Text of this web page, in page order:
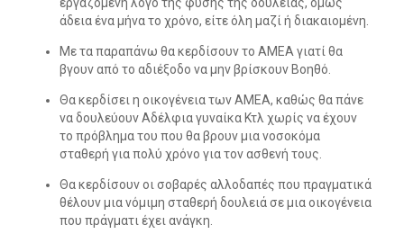
άδεια ένα μήνα το χρόνο, είτε όλη μαζί ή διακαιομένη.
Με τα παραπάνω θα κερδίσουν το ΑΜΕΑ γιατί θα
βγουν από το αδιέξοδο να μην βρίσκουν Βοηθό.
Θα κερδίσει η οικογένεια των ΑΜΕΑ, καθώς θα πάνε
να δουλεύουν Αδέλφια γυναίκα Κτλ χωρίς να έχουν
το πρόβλημα του που θα βρουν μια νοσοκόμα
σταθερή για πολύ χρόνο για τον ασθενή τους.
Θα κερδίσουν οι σοβαρές αλλοδαπές που πραγματικά
θέλουν μια νόμιμη σταθερή δουλειά σε μια οικογένεια
που πράγματι έχει ανάγκη.